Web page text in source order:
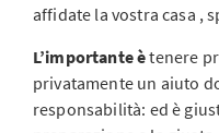
affidate la vostra casa ,
L’importante ètenere
privatamente un aiuto
responsabilità: ed è